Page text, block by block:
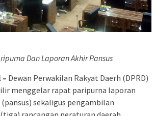
Dan Laporan Akhir Pansus
Dewan Perwakilan Rakyat Daerh (DPRD)
menggelar rapat paripurna laporan
sekaligus pengambilan